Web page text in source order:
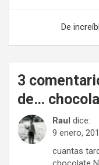
entradasDe
3
de…
Raul dice:
9 enero,
cuantas